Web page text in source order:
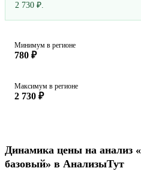
2 730 ₽.
Минимум в регионе
780 ₽
Максимум в регионе
2 730 ₽
Динамика цены на анализ
базовый» в АнализыТут